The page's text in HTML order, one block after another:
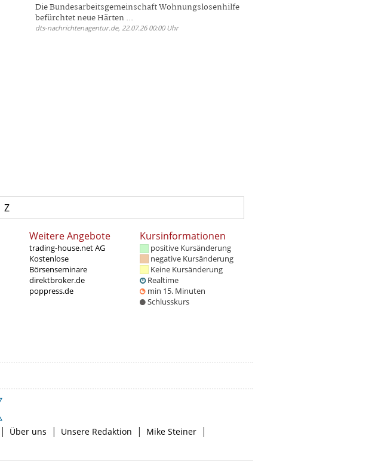
Die Bundesarbeitsgemeinschaft Wohnungslosenhilfe
befürchtet neue Härten ...
dts-nachrichtenagentur.de, 22.07.26 00:00 Uhr
Z
Weitere Angebote
trading-house.net AG
Kostenlose
Börsenseminare
direktbroker.de
poppress.de
Kursinformationen
positive Kursänderung
negative Kursänderung
Keine Kursänderung
Realtime
min 15. Minuten
Schlusskurs
| Über uns | Unsere Redaktion | Mike Steiner |